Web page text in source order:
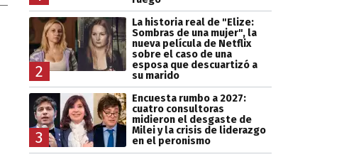
2
La historia real de "Elize:
Sombras de una mujer", la
nueva película de Netflix
sobre el caso de una
esposa que descuartizó a
su marido
3
Encuesta rumbo a 2027:
cuatro consultoras
midieron el desgaste de
Milei y la crisis de liderazgo
en el peronismo